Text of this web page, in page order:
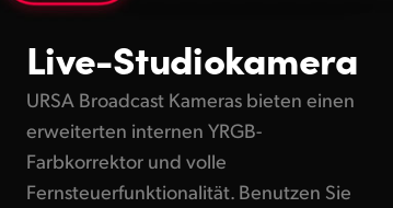
Live-Studiokamera
URSA Broadcast Kameras bieten einen
erweiterten internen YRGB-
Farbkorrektor und volle
Fernsteuerfunktionalität. Benutzen Sie